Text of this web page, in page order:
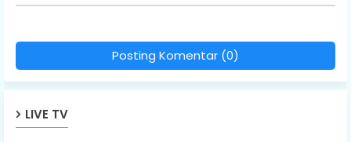
Posting Komentar (0)
LIVE TV